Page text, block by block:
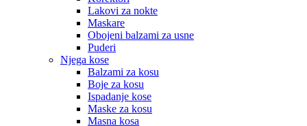
Lakovi za nokte
Maskare
Obojeni balzami za usne
Puderi
Njega kose
Balzami za kosu
Boje za kosu
Ispadanje kose
Maske za kosu
Masna kosa